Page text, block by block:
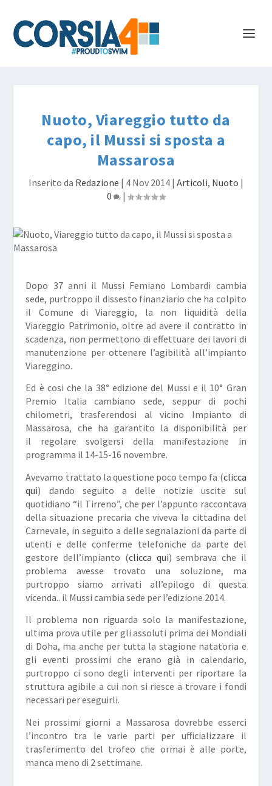
Nuoto, Viareggio tutto da
capo, il Mussi si sposta a
Massarosa
Inserito da Redazione | 4 Nov 2014 | Articoli, Nuoto |
0
|
Dopo 37 anni il Mussi Femiano Lombardi cambia
sede, purtroppo il dissesto finanziario che ha colpito
il Comune di Viareggio, la non liquidità della
Viareggio Patrimonio, oltre ad avere il contratto in
scadenza, non permettono di effettuare dei lavori di
manutenzione per ottenere l’agibilità all’impianto
Viareggino.
Ed è cosi che la 38° edizione del Mussi e il 10° Gran
Premio Italia cambiano sede, seppur di pochi
chilometri, trasferendosi al vicino Impianto di
Massarosa, che ha garantito la disponibilità per
il regolare svolgersi della manifestazione in
programma il 14-15-16 novembre.
Avevamo trattato la questione poco tempo fa (clicca
qui) dando seguito a delle notizie uscite sul
quotidiano “il Tirreno”, che per l’appunto raccontava
della situazione precaria che viveva la cittadina del
Carnevale, in seguito a delle segnalazioni da parte di
utenti e delle conferme telefoniche da parte del
gestore dell’impianto (clicca qui) sembrava che il
problema avesse trovato una soluzione, ma
purtroppo siamo arrivati all’epilogo di questa
vicenda.. il Mussi cambia sede per l’edizione 2014.
Il problema non riguarda solo la manifestazione,
ultima prova utile per gli assoluti prima dei Mondiali
di Doha, ma anche per tutta la stagione natatoria e
gli eventi prossimi che erano già in calendario,
purtroppo ci sono degli interventi per riportare la
struttura agibile a cui non si riesce a trovare i fondi
necessari per eseguirli.
Nei prossimi giorni a Massarosa dovrebbe esserci
l’incontro tra le varie parti per ufficializzare il
trasferimento del trofeo che ormai è alle porte,
manca meno di 2 settimane.